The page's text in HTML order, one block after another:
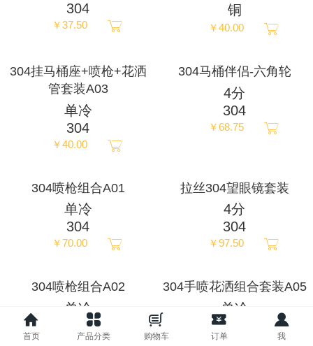
ພາສາລາວ
Pусский
français
Deutsch
ئۇيغۇرچە
304
￥37.50
铜
￥40.00
304挂马桶座+喷枪+花洒
管套装A03
单冷
304
￥40.00
304马桶伴侣-六角轮
4分
304
￥68.75
304喷枪组合A01
单冷
304
￥70.00
拉丝304望眼镜套装
4分
304
￥97.50
304喷枪组合A02
单冷
304
￥106.25
304手喷花洒组合套装A05
单冷
304
￥110.00
首页 产品分类 购物车 订单 我